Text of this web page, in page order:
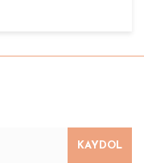
KAYDOL